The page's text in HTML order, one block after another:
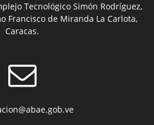
Tecnológico Simón Rodríguez,
Francisco de Miranda La Carlota,
Caracas.